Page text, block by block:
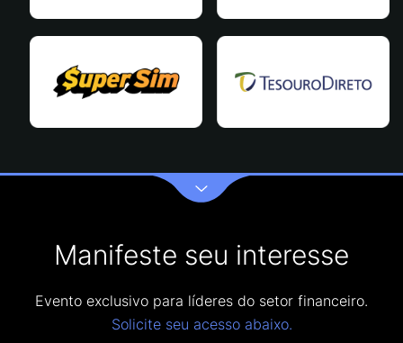
Manifeste seu interesse
Evento exclusivo para líderes do setor financeiro.
Solicite seu acesso abaixo.